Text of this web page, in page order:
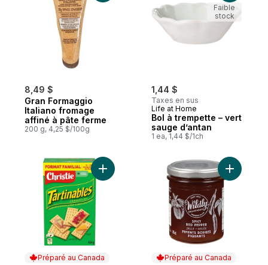
8,49 $
Gran Formaggio
Italiano fromage
affiné à pâte ferme
200 g, 4,25 $/100g
1,44 $
Taxes en sus
Life at Home
Bol à trempette – vert
sauge d’antan
1 ea, 1,44 $/1ch
Faible
stock
Préparé au Canada
Ajouter Craquelins Toppables, à
Préparé au Canada
Ajouter